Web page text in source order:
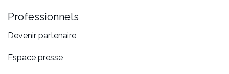
Professionnels
Devenir partenaire
Espace presse